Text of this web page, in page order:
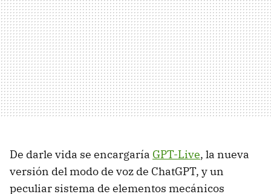
De darle vida se encargaría GPT-Live, la nueva
versión del modo de voz de ChatGPT, y un
peculiar sistema de elementos mecánicos